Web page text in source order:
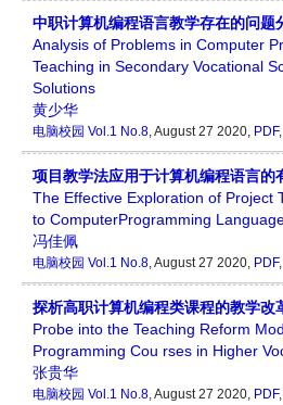
中职计算机编程语言教学存在的问题
Analysis of Problems in Computer
Teaching in Secondary Vocational
Solutions
黄少华
电脑校园 Vol.1 No.8, August 27 2020, PDF
项目教学法应用于计算机编程语言的
The Effective Exploration of Project
to ComputerProgramming
冯佳佩
电脑校园 Vol.1 No.8, August 27 2020, PDF
探析高职计算机编程类课程的教学改
Probe into the Teaching Reform
Programming Cou rses in Higher
张贵华
电脑校园 Vol.1 No.8, August 27 2020, PDF